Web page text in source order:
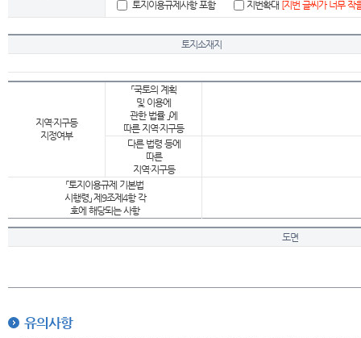
토지이용규제사항 포함
지번확대 [지번 글씨가 너무 작
토지소재지
지역·지구등
지정여부
「국토의 계획
및 이용에
관한 법률 」에
따른 지역·지구등
다른 법령 등에
따른
지역·지구등
「토지이용규제 기본법
시행령」 제9조제4항 각
호에 해당되는 사항
도면
유의사항